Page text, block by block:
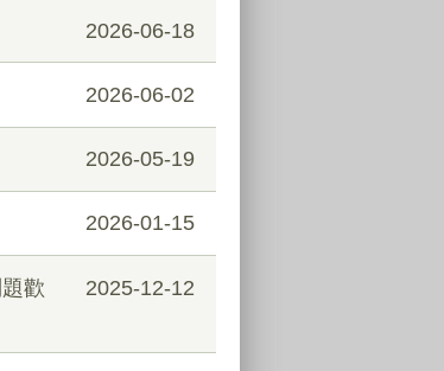
2026-06-18
2026-06-02
2026-05-19
2026-01-15
歡
2025-12-12